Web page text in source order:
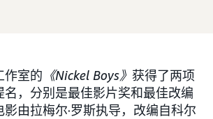
作室的 《Nickel Boys》 获得了两项
名，分别是最佳影片奖和最佳改编
由拉梅尔·罗斯执导，改编自科尔